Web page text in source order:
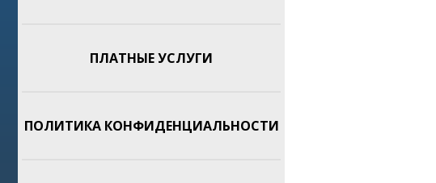
ПЛАТНЫЕ УСЛУГИ
ПОЛИТИКА КОНФИДЕНЦИАЛЬНОСТИ